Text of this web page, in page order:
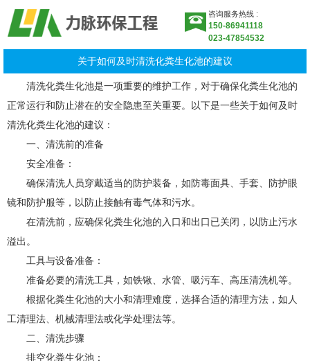
咨询服务热线 :
150-86941118
023-47854532
关于如何及时清洗化粪生化池的建议
清洗化粪生化池是一项重要的维护工作，对于确保化粪生化池的
正常运行和防止潜在的安全隐患至关重要。以下是一些关于如何及时
清洗化粪生化池的建议：
一、清洗前的准备
安全准备：
确保清洗人员穿戴适当的防护装备，如防毒面具、手套、防护眼
镜和防护服等，以防止接触有毒气体和污水。
在清洗前，应确保化粪生化池的入口和出口已关闭，以防止污水
溢出。
工具与设备准备：
准备必要的清洗工具，如铁锹、水管、吸污车、高压清洗机等。
根据化粪生化池的大小和清理难度，选择合适的清理方法，如人
工清理法、机械清理法或化学处理法等。
二、清洗步骤
排空化粪生化池：